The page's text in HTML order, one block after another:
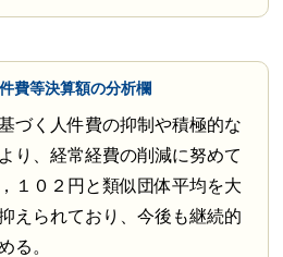
費等決算額の分析欄
づく人件費の抑制や積極的な
り、経常経費の削減に努めて
１０２円と類似団体平均を大
えられており、今後も継続的
る。